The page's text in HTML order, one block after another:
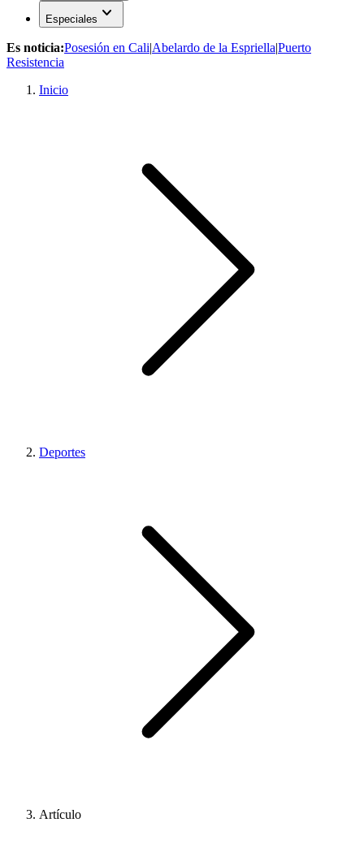
Especiales expand_more
Es noticia:Posesión en Cali|Abelardo de la Espriella|Puerto
Resistencia
Inicio
Deportes
Artículo